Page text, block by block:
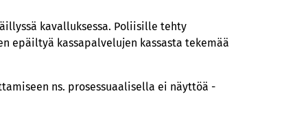
kavalluksessa. Poliisille tehty
epäiltyä kassapalvelujen kassasta tekemää
ns. prosessuaalisella ei näyttöä -